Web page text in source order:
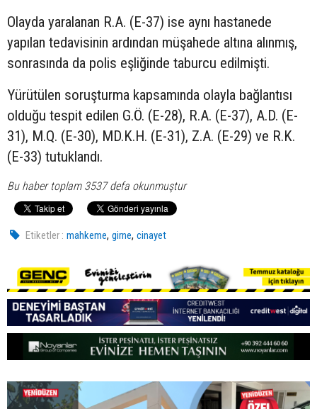
Olayda yaralanan R.A. (E-37) ise aynı hastanede
yapılan tedavisinin ardından müşahede altına alınmış,
sonrasında da polis eşliğinde taburcu edilmişti.
Yürütülen soruşturma kapsamında olayla bağlantısı
olduğu tespit edilen G.Ö. (E-28), R.A. (E-37), A.D. (E-
31), M.Q. (E-30), MD.K.H. (E-31), Z.A. (E-29) ve R.K.
(E-33) tutuklandı.
Bu haber toplam 3537 defa okunmuştur
Etiketler : mahkeme,girne,cinayet